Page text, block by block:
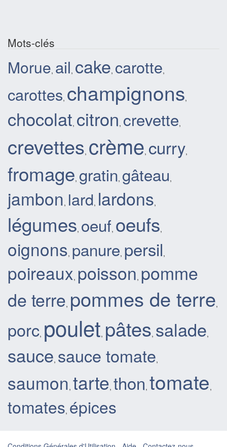
Mots-clés
Morue, ail, cake, carotte,
carottes, champignons,
chocolat, citron, crevette,
crevettes, crème, curry,
fromage, gratin, gâteau,
jambon, lard, lardons,
légumes, oeuf, oeufs,
oignons, panure, persil,
poireaux, poisson, pomme
de terre, pommes de terre,
porc, poulet, pâtes, salade,
sauce, sauce tomate,
saumon, tarte, thon, tomate,
tomates, épices